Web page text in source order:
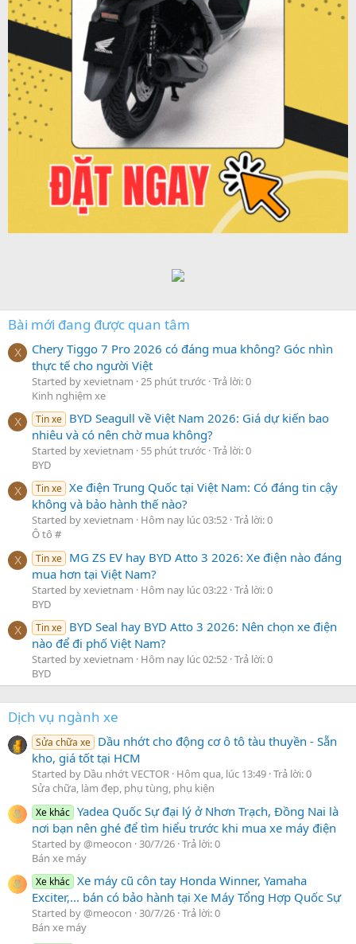
Bài mới đang được quan tâm
X
Chery Tiggo 7 Pro 2026 có đáng mua không? Góc nhìn
thực tế cho người Việt
Started by xevietnam 25 phút trước Trả lời: 0
Kinh nghiệm xe
X Tin xe BYD Seagull về Việt Nam 2026: Giá dự kiến bao
nhiêu và có nên chờ mua không?
Started by xevietnam 55 phút trước Trả lời: 0
BYD
X Tin xe Xe điện Trung Quốc tại Việt Nam: Có đáng tin cậy
không và bảo hành thế nào?
Started by xevietnam Hôm nay lúc 03:52 Trả lời: 0
Ô tô #
X Tin xe MG ZS EV hay BYD Atto 3 2026: Xe điện nào đáng
mua hơn tại Việt Nam?
Started by xevietnam Hôm nay lúc 03:22 Trả lời: 0
BYD
X Tin xe BYD Seal hay BYD Atto 3 2026: Nên chọn xe điện
nào để đi phố Việt Nam?
Started by xevietnam Hôm nay lúc 02:52 Trả lời: 0
BYD
Dịch vụ ngành xe
Sửa chữa xe Dầu nhớt cho động cơ ô tô tàu thuyền - Sẵn
kho, giá tốt tại HCM
Started by Dầu nhớt VECTOR Hôm qua, lúc 13:49 Trả lời: 0
Sửa chữa, làm đẹp, phụ tùng, phụ kiện
Xe khác Yadea Quốc Sự đại lý ở Nhơn Trạch, Đồng Nai là
nơi bạn nên ghé để tìm hiểu trước khi mua xe máy điện
Started by @meocon 30/7/26 Trả lời: 0
Bán xe máy
Xe khác Xe máy cũ côn tay Honda Winner, Yamaha
Exciter,... bán có bảo hành tại Xe Máy Tổng Hợp Quốc Sự
Started by @meocon 30/7/26 Trả lời: 0
Bán xe máy